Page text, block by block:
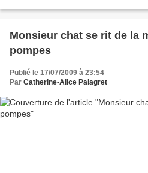
Monsieur chat se rit de la
pompes
Publié le 17/07/2009 à 23:54
Par Catherine-Alice Palagret